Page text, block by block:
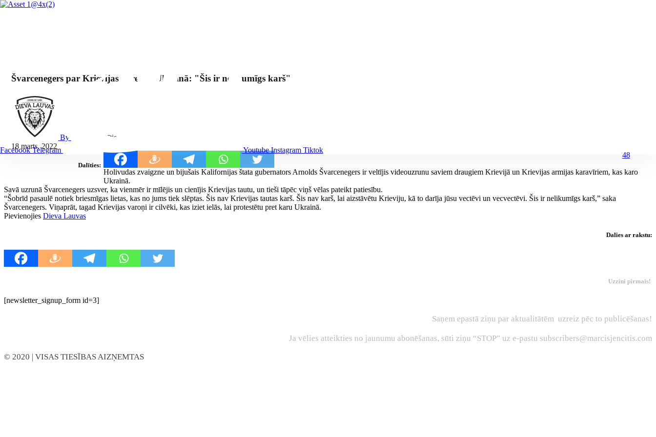
Facebook Telegram Youtube Instagram Tiktok
Švarcenegers par Krievijas agresiju Ukrainā: "Šis ir nelikumīgs karš"
By Mārcis Jencītis
18 marts, 2022
Dalīties:
48
Holivudas zvaigzne un bijušais Kalifornijas štata gubernators Arnolds Švarcenegers ir veltījis videouzrunu saviem draugiem Krievijā un Krievijas armijas karavīriem, kas karo
Ukrainā.
Savā uzrunā Švarcenegers uzsver, ka vienmēr ir mīlējis un cienījis Krievijas tautu, un tieši tāpēc viņš vēlas pateikt patiesību.
“Šobrīd pasaulē notiek briesmīgas lietas, kas no jums tiek slēptas. Šis nav Krievijas tautas karš. Šis nav karš, lai aizstāvētu Krieviju, kā to darīja jūsu vectēvi un vecvectēvi. Šis ir nelikumīgs karš,” saka
Švarcenegers. Viņaprāt, tagad Krievijas varoņi ir cilvēki, kas iziet ielās, lai protestētu pret karu Ukrainā.
Pievienojies Dieva Lauvas
Dalies ar rakstu:
Uzzini pirmais!
[newsletter_signup_form id=3]
Saņem epastā ziņu par aktualitātēm uzreiz pēc to publicēšanas!
Ja vēlies atteikties no jaunumu abonēšanas, sūti ziņu “STOP” uz e-pastu subscribers@marcisjencitis.com
© 2020 | VISAS TIESĪBAS AIZŅEMTAS